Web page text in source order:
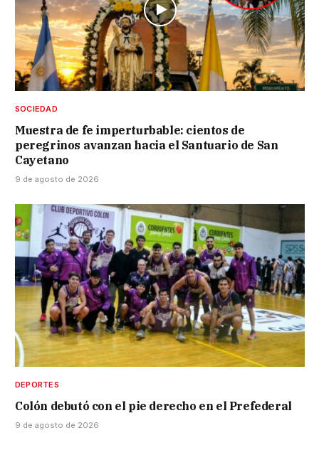
SOCIEDAD
Muestra de fe imperturbable: cientos de
peregrinos avanzan hacia el Santuario de San
Cayetano
9 de agosto de 2026
DEPORTES
Colón debutó con el pie derecho en el Prefederal
9 de agosto de 2026